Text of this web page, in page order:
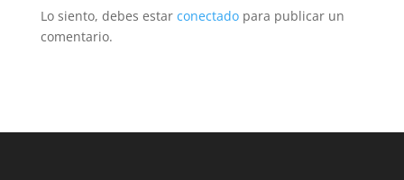
Lo siento, debes estar conectadopara publicar un
comentario.